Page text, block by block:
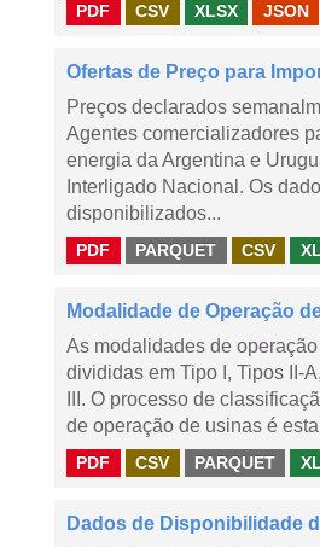
PDF CSV XLSX JSON
Ofertas de Preço para
Preços declarados
Agentes comercializadores
energia da Argentina e
Interligado Nacional. Os
disponibilizados...
PDF PARQUET CSV
Modalidade de Operação
As modalidades de
divididas em Tipo I, Tipos II-
III. O processo de
de operação de usinas é
PDF CSV PARQUET
Dados de Disponibilidade